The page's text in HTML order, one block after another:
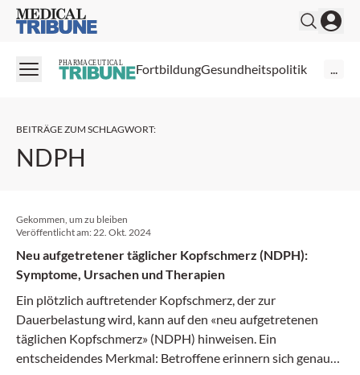
Medical Tribune
PHARMACEUTICAL FortbildungGesundheitspolitik ...
BEITRÄGE ZUM SCHLAGWORT:
NDPH
Gekommen, um zu bleiben
Veröffentlicht am: 22. Okt. 2024
Neu aufgetretener täglicher Kopfschmerz (NDPH):
Symptome, Ursachen und Therapien
Ein plötzlich auftretender Kopfschmerz, der zur
Dauerbelastung wird, kann auf den «neu aufgetretenen
täglichen Kopfschmerz» (NDPH) hinweisen. Ein
entscheidendes Merkmal: Betroffene erinnern sich genau